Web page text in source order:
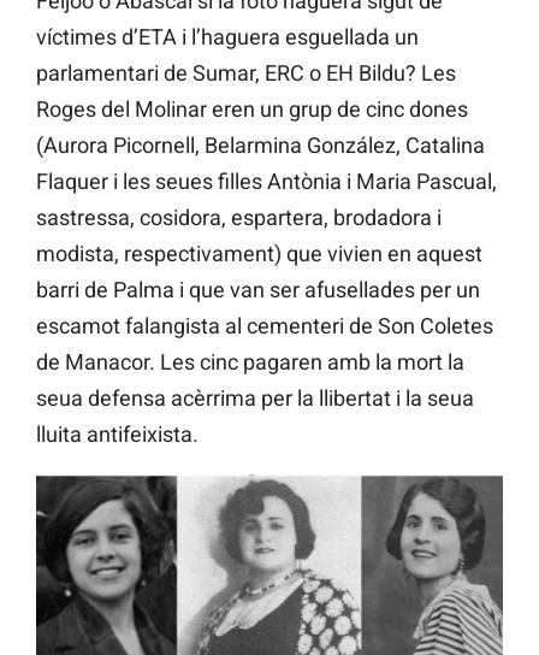
víctimes d’ETA i l’haguera esguellada un
parlamentari de Sumar, ERC o EH Bildu? Les
Roges del Molinar eren un grup de cinc dones
(Aurora Picornell, Belarmina González, Catalina
Flaquer i les seues filles Antònia i Maria Pascual,
sastressa, cosidora, espartera, brodadora i
modista, respectivament) que vivien en aquest
barri de Palma i que van ser afusellades per un
escamot falangista al cementeri de Son Coletes
de Manacor. Les cinc pagaren amb la mort la
seua defensa acèrrima per la llibertat i la seua
lluita antifeixista.